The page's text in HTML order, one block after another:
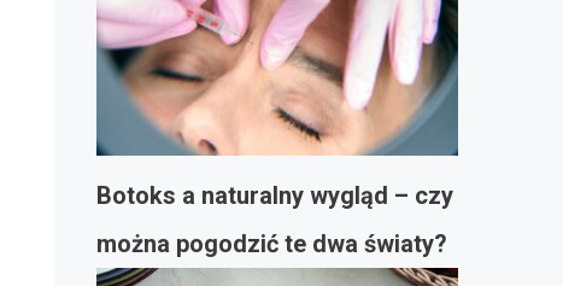
Botoks a naturalny wygląd – czy
można pogodzić te dwa światy?